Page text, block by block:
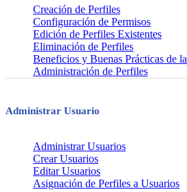
Creación de Perfiles
Configuración de Permisos
Edición de Perfiles Existentes
Eliminación de Perfiles
Beneficios y Buenas Prácticas de la
Administración de Perfiles
Administrar Usuario
Administrar Usuarios
Crear Usuarios
Editar Usuarios
Asignación de Perfiles a Usuarios